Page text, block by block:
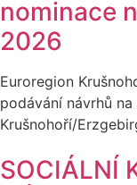
nominace
2026
Euroregion
podávání návrhů
Krušnohoří/
SOCIÁLNÍ